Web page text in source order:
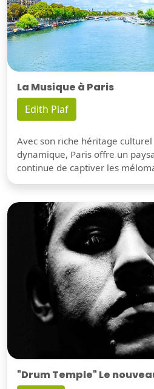
La Musique à Paris
Edith Piaf
Avec son riche héritage
dynamique, Paris offre un
continue de captiver les
"Drum Temple" Le